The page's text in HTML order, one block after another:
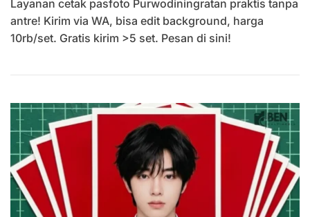
Pasfoto
Purwodiningratan
Untuk
Berbagai
Layanan cetak pasfoto Purwodiningratan praktis tanpa
antre! Kirim via WA, bisa edit background, harga
10rb/set. Gratis kirim >5 set. Pesan di sini!